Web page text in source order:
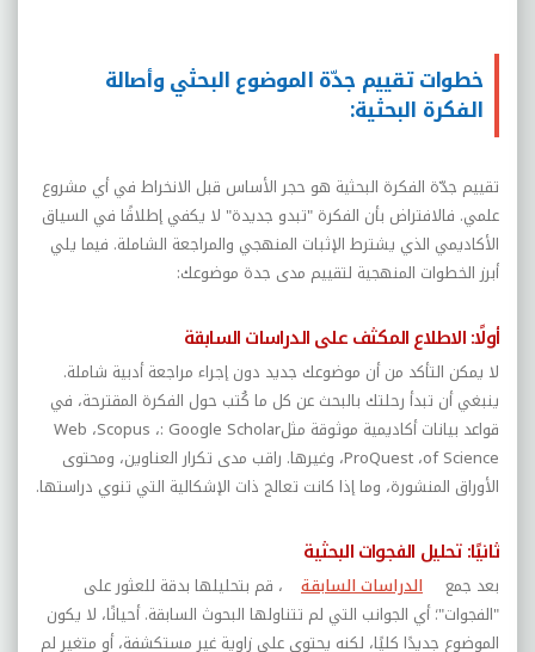
خطوات تقييم جدّة الموضوع البحثي وأصالة
الفكرة البحثية:
تقييم جدّة الفكرة البحثية هو حجر الأساس قبل الانخراط في أي مشروع
علمي. فالافتراض بأن الفكرة "تبدو جديدة" لا يكفي إطلاقًا في السياق
الأكاديمي الذي يشترط الإثبات المنهجي والمراجعة الشاملة. فيما يلي
أبرز الخطوات المنهجية لتقييم مدى جدة موضوعك:
أولًا: الاطلاع المكثف على الدراسات السابقة
لا يمكن التأكد من أن موضوعك جديد دون إجراء مراجعة أدبية شاملة.
ينبغي أن تبدأ رحلتك بالبحث عن كل ما كُتب حول الفكرة المقترحة، في
قواعد بيانات أكاديمية موثوقة مثل: Google Scholar، Scopus، Web
of Science، ProQuest، وغيرها. راقب مدى تكرار العناوين، ومحتوى
الأوراق المنشورة، وما إذا كانت تعالج ذات الإشكالية التي تنوي دراستها.
ثانيًا: تحليل الفجوات البحثية
بعد جمع الدراسات السابقة
، قم بتحليلها بدقة للعثور على
"الفجوات"؛ أي الجوانب التي لم تتناولها البحوث السابقة. أحيانًا، لا يكون
الموضوع جديدًا كليًا، لكنه يحتوي على زاوية غير مستكشفة، أو متغير لم